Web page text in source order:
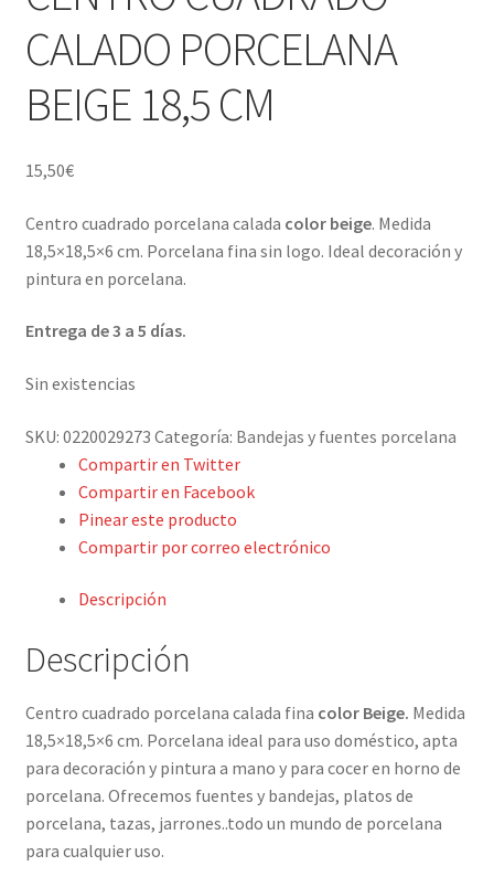
Pigmentos Porcelana y Vidrio, Mediums, material pintura
porcelana
Regalo personal chico-chica
Decoración, cuadros y espejos
Iluminación, lamparas y apliques
Muebles
Detalles ceremonia, regalo publicitario, promocional
¿Quiénes somos?
CALADO PORCELANA
BEIGE 18,5 CM
15,50€
Centro cuadrado porcelana calada color beige. Medida
18,5×18,5×6 cm. Porcelana fina sin logo. Ideal decoración y
pintura en porcelana.
Entrega de 3 a 5 días.
Sin existencias
SKU: 0220029273 Categoría: Bandejas y fuentes porcelana
Compartir en Twitter
Compartir en Facebook
Pinear este producto
Compartir por correo electrónico
Descripción
Descripción
Centro cuadrado porcelana calada fina color Beige. Medida
18,5×18,5×6 cm. Porcelana ideal para uso doméstico, apta
para decoración y pintura a mano y para cocer en horno de
porcelana. Ofrecemos fuentes y bandejas, platos de
porcelana, tazas, jarrones..todo un mundo de porcelana
para cualquier uso.